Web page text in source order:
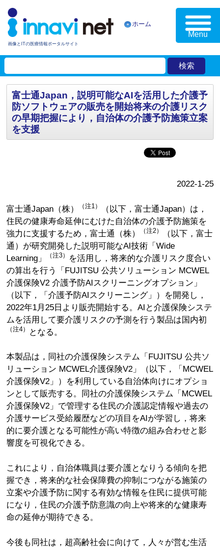
画像とITの医療情報ポータルサイト
ホーム
Menu
富士通Japan，説明可能なAIを活用した介護予
防ソフトウェアの販売を開始将来の介護リスク
の早期把握により，自治体の介護予防施策立案
を支援
2022-1-25
富士通Japan（株） （注1）
（以下，富士通Japan）は，
住民の健康寿命延伸にむけた自治体の介護予防施策を
強力に支援するため，富士通（株）
（注2）
（以下，富士
通）が研究開発した説明可能なAI技術「Wide
Learning」
（注3）
を活用し，将来的な介護リスク度合い
の算出を行う「FUJITSU 公共ソリューション MCWEL
介護保険V2 介護予防AIスクリーニングオプション」
（以下，「介護予防AIスクリーニング」）を開発し，
2022年1月25日より販売開始する。AIと介護保険システ
ムを活用して要介護リスクの予測を行う製品は国内初
（注4） となる。
本製品は，同社の介護保険システム「FUJITSU 公共ソ
リューション MCWEL介護保険V2」（以下，「MCWEL
介護保険V2」）を利用している自治体向けにオプショ
ンとして販売する。同社の介護保険システム「MCWEL
介護保険V2」で管理する住民の介護認定情報や過去の
介護サービス受給履歴などの項目をAIが学習し，将来
的に要介護となる可能性が高い特徴の組み合わせと影
響度を可視化できる。
これにより，自治体職員は要介護となりうる傾向を把
握でき，将来的な社会保障費の抑制につながる施策の
立案や介護予防に関する有効な情報を住民に提供可能
になり，住民の介護予防意識の向上や将来的な健康寿
命の延伸が期待できる。
今後も同社は，超高齢社会に向けて，人々が営む生活